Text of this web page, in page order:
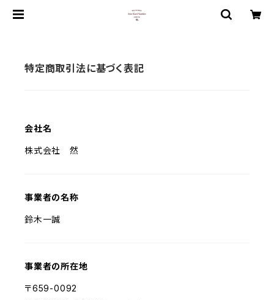
特定商取引法に基づく表記
会社名
株式会社 然
事業者の名称
鈴木一誠
事業者の所在地
〒659-0092